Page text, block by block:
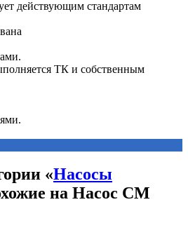
«Насосы
на Насос СМ